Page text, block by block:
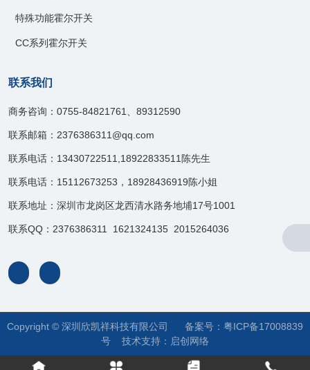
特殊功能霍尔开关
CC系列霍尔开关
联系我们
商务咨询：0755-84821761、89312590
联系邮箱：2376386311@qq.com
联系电话：13430722511,18922833511陈先生
联系电话：15112673253，18928436919陈小姐
联系地址：深圳市龙岗区龙西清水路务地埔17号1001
联系QQ：2376386311 1621324135 2015264036
Copyright © 深圳欣凯祥科技有限公司 备案号： 粤ICP备17008839
号 技术支持： 启创网络